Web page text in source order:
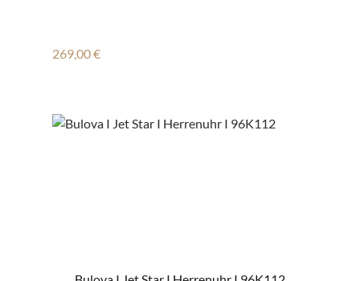
Regulärer Preis:
269,00 €